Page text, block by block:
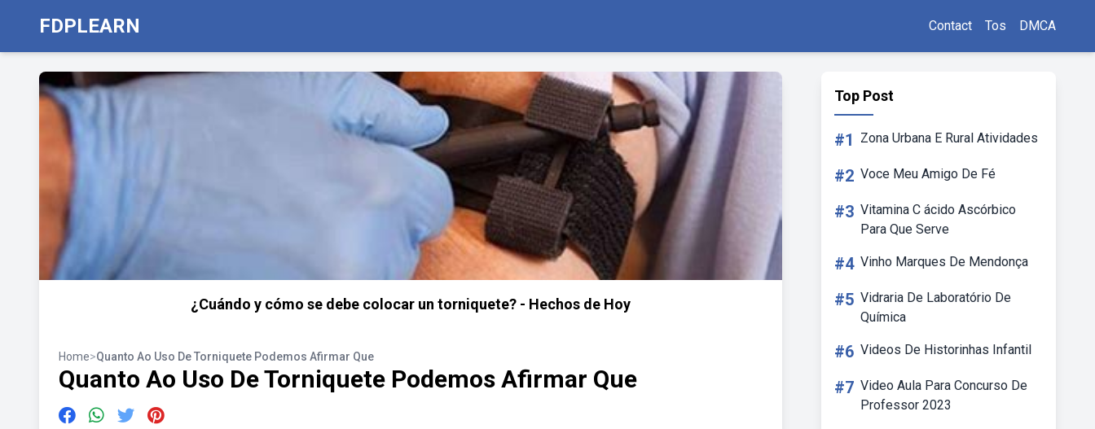
FDPLEARN Contact Tos DMCA
¿Cuándo y cómo se debe colocar un torniquete? - Hechos de Hoy
Home>Quanto Ao Uso De Torniquete Podemos Afirmar Que
Quanto Ao Uso De Torniquete Podemos Afirmar Que
Top Post
#1 Zona Urbana E Rural Atividades
#2 Voce Meu Amigo De Fé
#3 Vitamina C ácido Ascórbico
Para Que Serve
#4 Vinho Marques De Mendonça
#5 Vidraria De Laboratório De
Química
#6 Videos De Historinhas Infantil
#7 Video Aula Para Concurso De
Professor 2023